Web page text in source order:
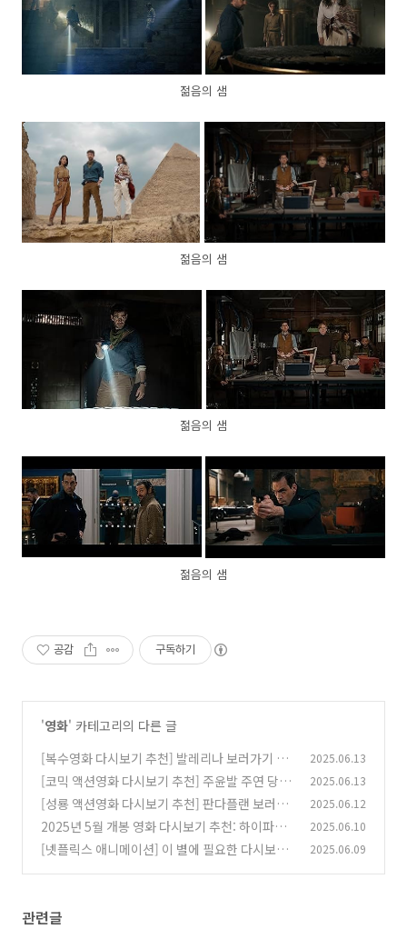
젊음의 샘
젊음의 샘
젊음의 샘
젊음의 샘
공감 구독하기
'영화' 카테고리의 다른 글
[복수영화 다시보기 추천] 발레리나 보러가기 줄
거리, 결말, 해석 그리고 리뷰 후기
(0)
2025.06.13
[코믹 액션영화 다시보기 추천] 주윤발 주연 당탐
1900 보러가기 줄거리, 결말, 해석 그리고 리뷰
후기｜중국식 히어로물 (0)
2025.06.13
[성룡 액션영화 다시보기 추천] 판다플랜 보러가
기 줄거리, 결말, 해석 그리고 리뷰 후기 총정리
(0)
2025.06.12
2025년 5월 개봉 영화 다시보기 추천: 하이파이
브 vs 소주전쟁 비교(줄거리, 결말, 리뷰, 관람포
2025.06.10
[넷플릭스 애니메이션] 이 별에 필요한 다시보기
2025.06.09
관련글